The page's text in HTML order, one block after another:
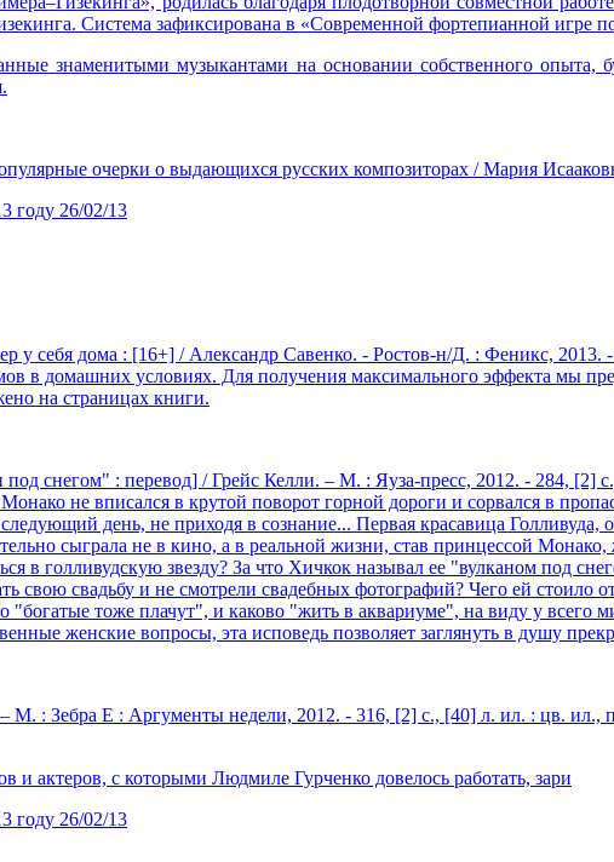
Система зафиксирована в «Современной фортепианной игре
знаменитыми музыкантами на основании собственного опыта,
очерки о выдающихся русских композиторах / Мария
году 26/02/13
у себя дома : [16+] / Александр Савенко. - Ростов-н/Д. : Феникс, 2013.
в домашних условиях. Для получения максимального эффекта мы
на страницах книги.
снегом" : перевод] / Грейс Келли. – М. : Яуза-пресс, 2012. - 284, [2]
не вписался в крутой поворот горной дороги и сорвался в
день, не приходя в сознание... Первая красавица
сыграла не в кино, а в реальной жизни, став принцессой
в голливудскую звезду? За что Хичкок называл ее "вулканом под
свадьбу и не смотрели свадебных фотографий? Чего ей стоило
"богатые тоже плачут", и каково "жить в аквариуме", на виду у всего
женские вопросы, эта исповедь позволяет заглянуть в душу
: Зебра Е : Аргументы недели, 2012. - 316, [2] с., [40] л. ил. : цв. ил.,
актеров, с которыми Людмиле Гурченко довелось работать, зари
году 26/02/13